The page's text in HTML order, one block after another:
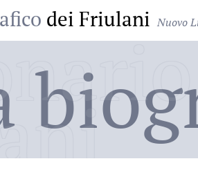
dei Friulani Nuovo